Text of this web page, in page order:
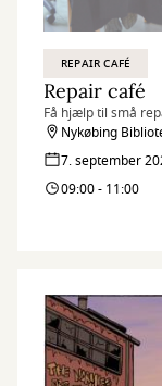
REPAIR CAFÉ
Repair café
Få hjælp til små
Nykøbing
7. september
09:00 - 11:00